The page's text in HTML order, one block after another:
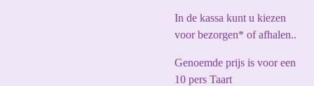
In de kassa kunt u kiezen
voor bezorgen* of afhalen..
Genoemde prijs is voor een
10 pers Taart